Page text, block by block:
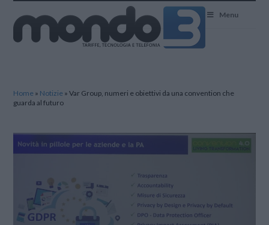
Menu
Home » Notizie »Var Group, numeri e obiettivi da una convention che
guarda al futuro